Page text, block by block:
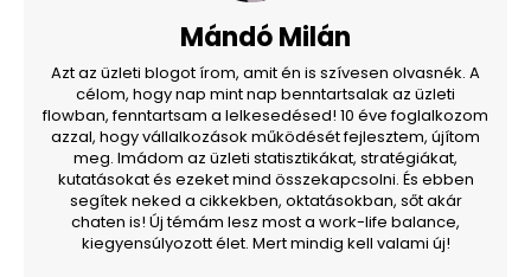
Mándó Milán
Azt az üzleti blogot írom, amit én is szívesen olvasnék. A
célom, hogy nap mint nap benntartsalak az üzleti
flowban, fenntartsam a lelkesedésed! 10 éve foglalkozom
azzal, hogy vállalkozások működését fejlesztem, újítom
meg. Imádom az üzleti statisztikákat, stratégiákat,
kutatásokat és ezeket mind összekapcsolni. És ebben
segítek neked a cikkekben, oktatásokban, sőt akár
chaten is! Új témám lesz most a work-life balance,
kiegyensúlyozott élet. Mert mindig kell valami új!